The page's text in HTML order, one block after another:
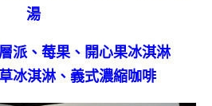
湯
派、莓果、開心果冰淇淋
冰淇淋、義式濃縮咖啡